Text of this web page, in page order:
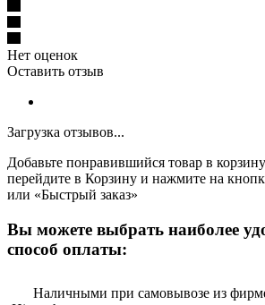
Нет оценок
Оставить отзыв
Загрузка отзывов...
Добавьте понравившийся товар в
перейдите в Корзину и нажмите на
или «Быстрый заказ»
Вы можете выбрать наиболее
способ оплаты:
Наличными при самовывозе из